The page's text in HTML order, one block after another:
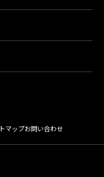
マップお問い合わせ